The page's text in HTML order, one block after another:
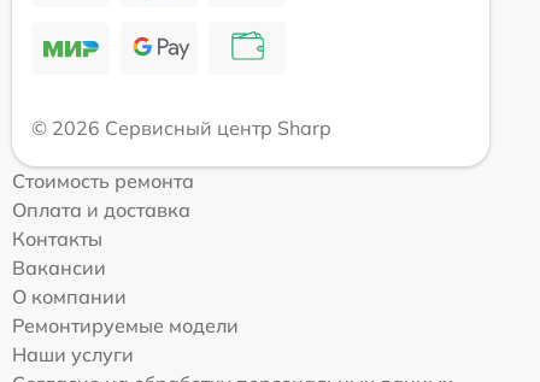
© 2026 Сервисный центр Sharp
Стоимость ремонта
Оплата и доставка
Контакты
Вакансии
О компании
Ремонтируемые модели
Наши услуги